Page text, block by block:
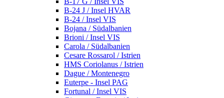
B-24 J / Insel HVAR
B-24 / Insel VIS
Bojana / Südalbanien
Brioni / Insel VIS
Carola / Südalbanien
Cesare Rossarol / Istrien
HMS Coriolanus / Istrien
Dague / Montenegro
Euterpe - Insel PAG
Fortunal / Insel VIS